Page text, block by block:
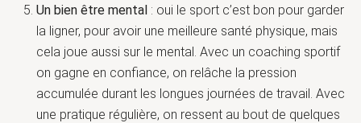
Un bien être mental : oui le sport c’est bon pour garder
la ligner, pour avoir une meilleure santé physique, mais
cela joue aussi sur le mental. Avec un coaching sportif
on gagne en confiance, on relâche la pression
accumulée durant les longues journées de travail. Avec
une pratique régulière, on ressent au bout de quelques